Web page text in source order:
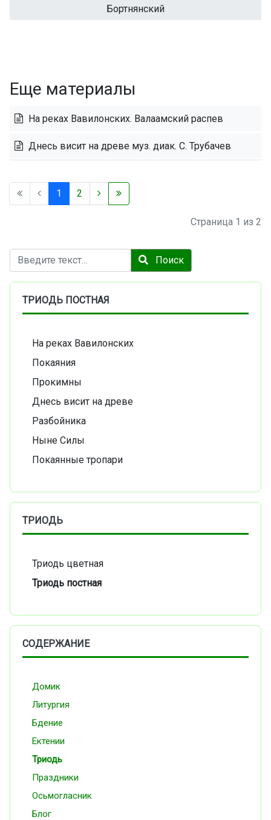
Бортнянский
Еще материалы
На реках Вавилонских. Валаамский распев
Днесь висит на древе муз. диак. С. Трубачев
1 2
Страница 1 из 2
Поиск Поиск
ТРИОДЬ ПОСТНАЯ
На реках Вавилонских
Покаяния
Прокимны
Днесь висит на древе
Разбойника
Ныне Силы
Покаянные тропари
ТРИОДЬ
Триодь цветная
Триодь постная
СОДЕРЖАНИЕ
Домик
Литургия
Бдение
Ектении
Триодь
Праздники
Осьмогласник
Блог